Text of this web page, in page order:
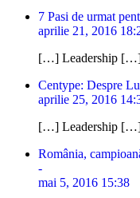
7 Pasi de urmat
aprilie 21, 2016
[…] Leadership […]
Centype: Despre
aprilie 25, 2016
[…] Leadership […]
România,
-
mai 5, 2016 15:38